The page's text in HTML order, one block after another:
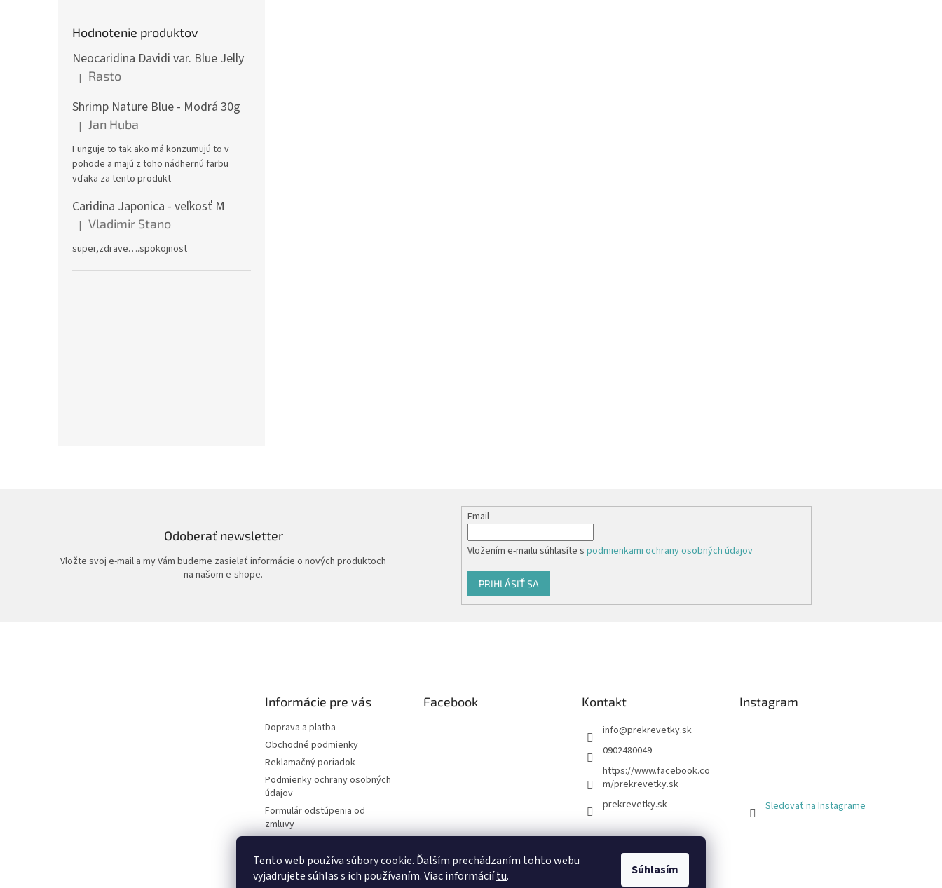
Tento web používa súbory cookie. Ďalším prechádzaním tohto webu
vyjadrujete súhlas s ich používaním. Viac informáciítu. Súhlasím
Hodnotenie produktov
Neocaridina Davidi var. Blue Jelly
Hodnotenie produktu je 5 z 5 hviezdičiek.
| Rasto
Shrimp Nature Blue - Modrá 30g
Hodnotenie produktu je 5 z 5 hviezdičiek.
| Jan Huba
Funguje to tak ako má konzumujú to v
pohode a majú z toho nádhernú farbu
vďaka za tento produkt
Caridina Japonica - veľkosť M
Hodnotenie produktu je 5 z 5 hviezdičiek.
| Vladimir Stano
super,zdrave….spokojnost
Odoberať newsletter
Vložte svoj e-mail a my Vám budeme zasielať informácie o nových produktoch
na našom e-shope.
Email
Vložením e-mailu súhlasíte spodmienkami ochrany osobných údajov
PRIHLÁSIŤ SA
Informácie pre vás
Doprava a platba
Obchodné podmienky
Reklamačný poriadok
Podmienky ochrany osobných
údajov
Formulár odstúpenia od
zmluvy
Moja objednávka
Facebook Kontakt
info@prekrevetky.sk
0902480049
https://www.facebook.co
m/prekrevetky.sk
prekrevetky.sk
Instagram
Sledovať na Instagrame